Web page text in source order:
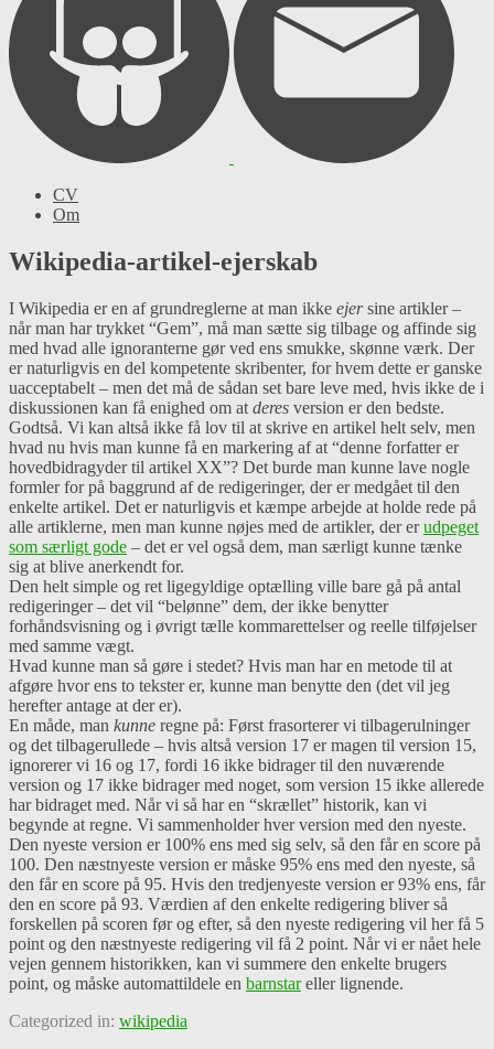
CV
Om
Wikipedia-artikel-ejerskab
I Wikipedia er en af grundreglerne at man ikke ejersine artikler –
når man har trykket “Gem”, må man sætte sig tilbage og affinde sig
med hvad alle ignoranterne gør ved ens smukke, skønne værk. Der
er naturligvis en del kompetente skribenter, for hvem dette er ganske
uacceptabelt – men det må de sådan set bare leve med, hvis ikke de i
diskussionen kan få enighed om at deres version er den bedste.
Godtså. Vi kan altså ikke få lov til at skrive en artikel helt selv, men
hvad nu hvis man kunne få en markering af at “denne forfatter er
hovedbidragyder til artikel XX”? Det burde man kunne lave nogle
formler for på baggrund af de redigeringer, der er medgået til den
enkelte artikel. Det er naturligvis et kæmpe arbejde at holde rede på
alle artiklerne, men man kunne nøjes med de artikler, der erudpeget
som særligt gode – det er vel også dem, man særligt kunne tænke
sig at blive anerkendt for.
Den helt simple og ret ligegyldige optælling ville bare gå på antal
redigeringer – det vil “belønne” dem, der ikke benytter
forhåndsvisning og i øvrigt tælle kommarettelser og reelle tilføjelser
med samme vægt.
Hvad kunne man så gøre i stedet? Hvis man har en metode til at
afgøre hvor ens to tekster er, kunne man benytte den (det vil jeg
herefter antage at der er).
En måde, man kunne regne på: Først frasorterer vi tilbagerulninger
og det tilbagerullede – hvis altså version 17 er magen til version 15,
ignorerer vi 16 og 17, fordi 16 ikke bidrager til den nuværende
version og 17 ikke bidrager med noget, som version 15 ikke allerede
har bidraget med. Når vi så har en “skrællet” historik, kan vi
begynde at regne. Vi sammenholder hver version med den nyeste.
Den nyeste version er 100% ens med sig selv, så den får en score på
100. Den næstnyeste version er måske 95% ens med den nyeste, så
den får en score på 95. Hvis den tredjenyeste version er 93% ens, får
den en score på 93. Værdien af den enkelte redigering bliver så
forskellen på scoren før og efter, så den nyeste redigering vil her få 5
point og den næstnyeste redigering vil få 2 point. Når vi er nået hele
vejen gennem historikken, kan vi summere den enkelte brugers
point, og måske automattildele en barnstareller lignende.
Categorized in: wikipedia